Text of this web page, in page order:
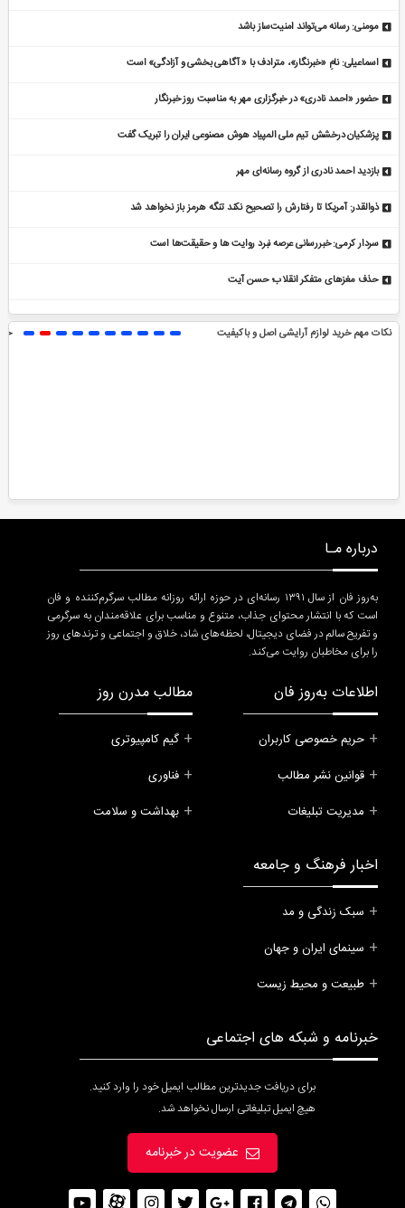
مومنی: رسانه می‌تواند امنیت‌ساز باشد
اسماعیلی: نامِ «خبرنگار»، مترادف با « آگاهی بخشی و آزادگی» است
حضور «احمد نادری» در خبرگزاری مهر به مناسبت روز خبرنگار
پزشکیان درخشش تیم ملی المپیاد هوش مصنوعی ایران را تبریک گفت
بازدید احمد نادری از گروه رسانه‌ای مهر
ذوالقدر: آمریکا تا رفتارش را تصحیح نکند تنگه هرمز باز نخواهد شد
سردار کرمی: خبررسانی عرصه نبرد روایت ها و حقیقت‌ها است
حذف مغزهای متفکر انقلاب؛ حسن آیت
اصل و باکیفیت حضرتی: رسالت خبرنگار کشف و
درباره مـا
به‌روز فان از سال ۱۳۹۱ رسانه‌ای در حوزه ارائه روزانه مطالب سرگرم‌کننده و فان
است که با انتشار محتوای جذاب، متنوع و مناسب برای علاقه‌مندان به سرگرمی
و تفریح سالم در فضای دیجیتال، لحظه‌های شاد، خلاق و اجتماعی و ترندهای روز
را برای مخاطبان روایت می‌کند.
اطلاعات به‌روز فان
حریم خصوصی کاربران
قوانین نشر مطالب
مدیریت تبلیغات
مطالب مدرن روز
گیم کامپیوتری
فناوری
بهداشت و سلامت
اخبار فرهنگ و جامعه
سبک زندگی و مد
سینمای ایران و جهان
طبیعت و محیط زیست
خبرنامه و شبکه های اجتماعی
برای دریافت جدیدترین مطالب ایمیل خود را وارد کنید.
هیچ ایمیل تبلیغاتی ارسال نخواهد شد.
عضویت در خبرنامه